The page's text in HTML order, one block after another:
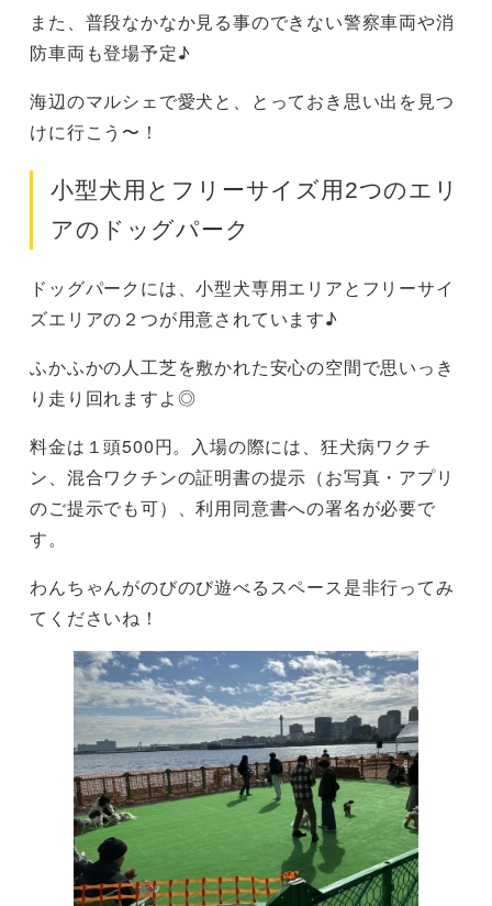
また、普段なかなか見る事のできない警察車両や消
防車両も登場予定♪
海辺のマルシェで愛犬と、とっておき思い出を見つ
けに行こう〜！
小型犬用とフリーサイズ用2つのエリ
アのドッグパーク
ドッグパークには、小型犬専用エリアとフリーサイ
ズエリアの２つが用意されています♪
ふかふかの人工芝を敷かれた安心の空間で思いっき
り走り回れますよ◎
料金は１頭500円。入場の際には、狂犬病ワクチ
ン、混合ワクチンの証明書の提示（お写真・アプリ
のご提示でも可）、利用同意書への署名が必要で
す。
わんちゃんがのびのび遊べるスペース是非行ってみ
てくださいね！